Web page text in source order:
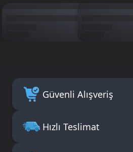
Güvenli Alışveriş
Hızlı Teslimat